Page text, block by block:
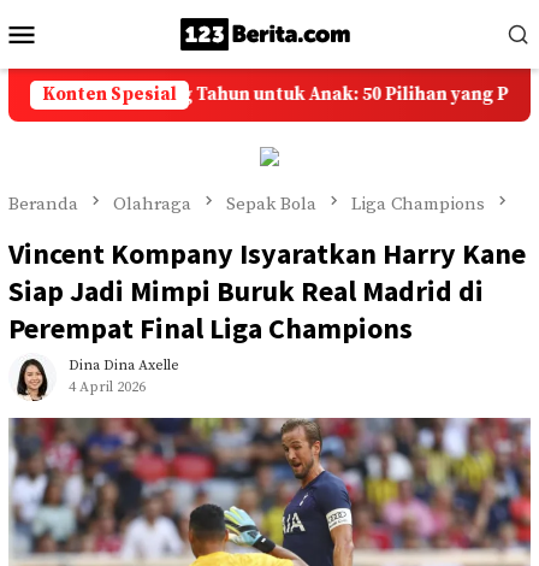
ke
kontenMobile
Konten Spesial
Ulang Tahun untuk Anak: 50 Pilihan yang Penuh Doa
Beranda Olahraga Sepak Bola Liga Champions
Vincent Kompany Isyaratkan Harry Kane
Siap Jadi Mimpi Buruk Real Madrid di
Perempat Final Liga Champions
Dina Dina Axelle
4 April 2026